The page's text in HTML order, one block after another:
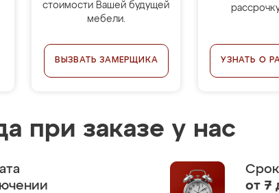
стоимости Вашей будущей
мебели.
ВЫЗВАТЬ ЗАМЕРЩИКА УЗНАТЬ О
при заказе у нас
от 7